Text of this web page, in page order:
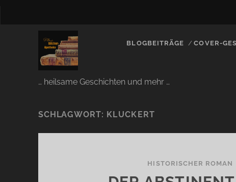
… heilsame Geschichten und mehr …
BLOGBEITRÄGE COVER-
SCHLAGWORT: KLUCKERT
HISTORISCHER ROMAN